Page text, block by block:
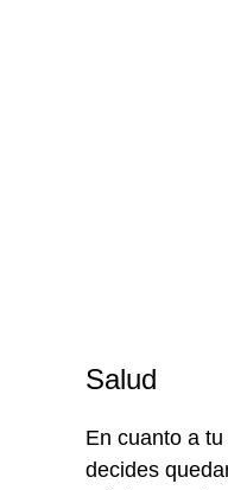
Salud
En cuanto a
decides